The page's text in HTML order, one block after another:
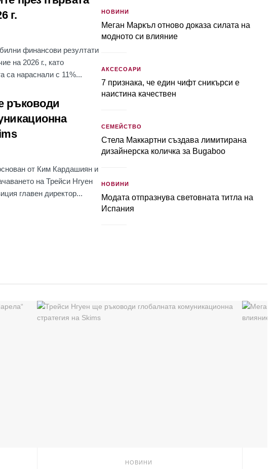
г.
финансови резултати
на 2026 г., като
са нараснали с 11%...
ръководи
от Ким Кардашиян и
на Трейси Нгуен
главен директор...
НОВИНИ
Меган Маркъл отново доказа силата на
модното си влияние
АКСЕСОАРИ
7 признака, че един чифт сникърси е
наистина качествен
СЕМЕЙСТВО
Стела Маккартни създава лимитирана
дизайнерска количка за Bugaboo
НОВИНИ
Модата отпразнува световната титла на
Испания
НОВИНИ